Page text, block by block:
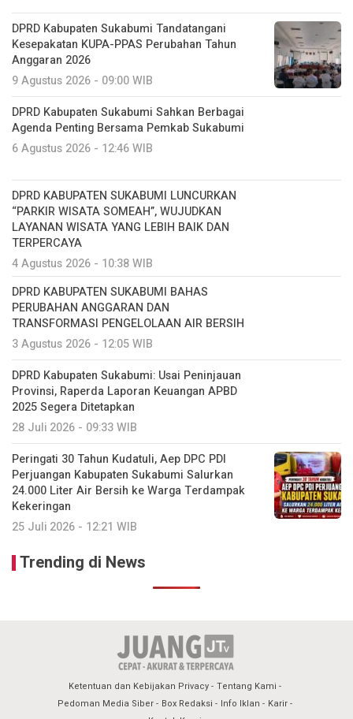
DPRD Kabupaten Sukabumi Tandatangani
Kesepakatan KUPA-PPAS Perubahan Tahun
Anggaran 2026
9 Agustus 2026 - 09:00 WIB
DPRD Kabupaten Sukabumi Sahkan Berbagai
Agenda Penting Bersama Pemkab Sukabumi
6 Agustus 2026 - 12:46 WIB
DPRD KABUPATEN SUKABUMI LUNCURKAN
“PARKIR WISATA SOMEAH”, WUJUDKAN
LAYANAN WISATA YANG LEBIH BAIK DAN
TERPERCAYA
4 Agustus 2026 - 10:38 WIB
DPRD KABUPATEN SUKABUMI BAHAS
PERUBAHAN ANGGARAN DAN
TRANSFORMASI PENGELOLAAN AIR BERSIH
3 Agustus 2026 - 12:05 WIB
DPRD Kabupaten Sukabumi: Usai Peninjauan
Provinsi, Raperda Laporan Keuangan APBD
2025 Segera Ditetapkan
28 Juli 2026 - 09:33 WIB
Peringati 30 Tahun Kudatuli, Aep DPC PDI
Perjuangan Kabupaten Sukabumi Salurkan
24.000 Liter Air Bersih ke Warga Terdampak
Kekeringan
25 Juli 2026 - 12:21 WIB
Trending di News
Ketentuan dan Kebijakan Privacy Tentang Kami
Pedoman Media Siber
Box Redaksi Info Iklan
Karir